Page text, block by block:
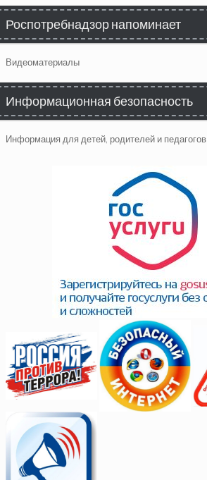
Роспотребнадзор напоминает
Видеоматериалы
Информационная безопасность
Информация для детей, родителей и педагогов